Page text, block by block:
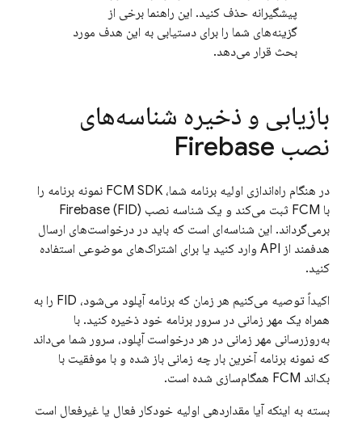
پیشگیرانه حذف کنید. این راهنما برخی از
گزینه‌های شما را برای دستیابی به این هدف مورد
بحث قرار می‌دهد.
بازیابی و ذخیره شناسه‌های
نصب Firebase
در هنگام راه‌اندازی اولیه برنامه شما، FCM SDK نمونه برنامه را
با FCM
ثبت می‌کند و یک شناسه نصب Firebase (FID)
برمی‌گرداند. این شناسه‌ای است که باید در درخواست‌های ارسال
هدفمند از API وارد کنید یا برای اشتراک‌های موضوعی استفاده
کنید.
اکیداً توصیه می‌کنیم هر زمان که برنامه آپلود می‌شود، FID را به
همراه یک مهر زمانی در سرور برنامه خود ذخیره کنید. با
به‌روزرسانی مهر زمانی در هر درخواست آپلود، سرور شما می‌داند
که نمونه برنامه آخرین بار چه زمانی باز شده و با موفقیت با
بک‌اند FCM همگام‌سازی شده است.
بسته به اینکه آیا مقداردهی اولیه خودکار فعال یا غیرفعال است